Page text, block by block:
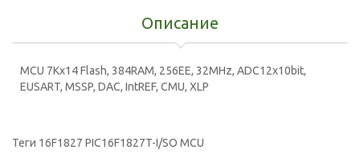
Описание
MCU 7Kx14 Flash, 384RAM, 256EE, 32MHz, ADC12x10bit,
EUSART, MSSP, DAC, IntREF, CMU, XLP
Теги 16F1827 PIC16F1827T-I/SO MCU